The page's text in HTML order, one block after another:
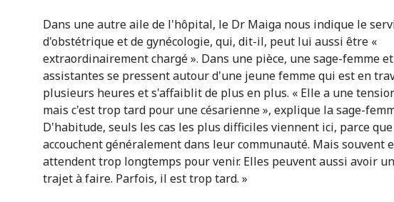
Dans une autre aile de l'hôpital, le Dr Maiga nous indique le
d'obstétrique et de gynécologie, qui, dit-il, peut lui aussi être «
extraordinairement chargé ». Dans une pièce, une sage-femme
assistantes se pressent autour d'une jeune femme qui est en
plusieurs heures et s'affaiblit de plus en plus. « Elle a une
mais c'est trop tard pour une césarienne », explique la sage-
D'habitude, seuls les cas les plus difficiles viennent ici, parce
accouchent généralement dans leur communauté. Mais souvent
attendent trop longtemps pour venir. Elles peuvent aussi avoir
trajet à faire. Parfois, il est trop tard. »